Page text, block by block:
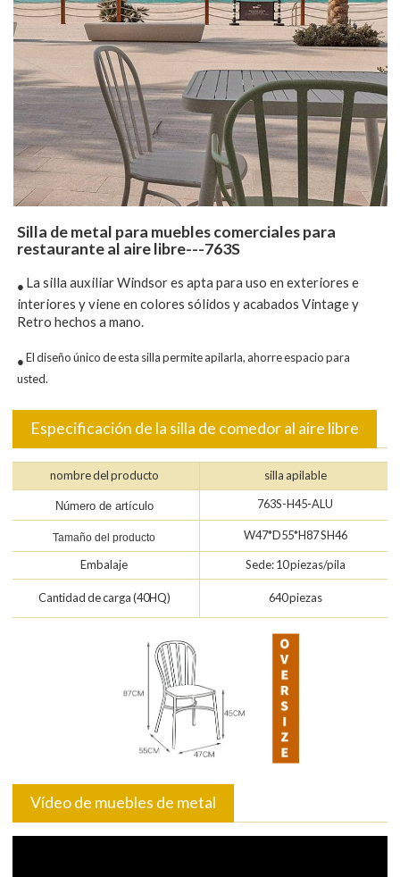
Silla de metal para muebles comerciales para
restaurante al aire libre---763S
● La silla auxiliar Windsor es apta para uso en exteriores e
interiores y viene en colores sólidos y acabados Vintage y
Retro hechos a mano.
● El diseño único de esta silla permite apilarla, ahorre espacio para
usted.
Especificación de la silla de comedor al aire libre
nombre del producto silla apilable
Número de artículo 763S-H45-ALU
Tamaño del producto W47*D55*H87 SH46
Embalaje Sede: 10 piezas/pila
Cantidad de carga (40HQ) 640 piezas
Vídeo de muebles de metal